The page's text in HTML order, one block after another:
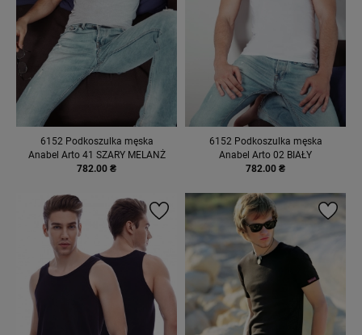
6152 Podkoszulka męska
Anabel Arto 41 SZARY MELANŻ
782.00 ₴
6152 Podkoszulka męska
Anabel Arto 02 BIAŁY
782.00 ₴